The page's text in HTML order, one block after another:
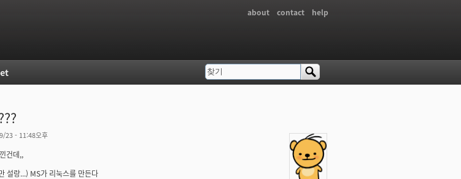
about contact help
23 - 11:48오후
건데,,
설랑...) MS가 리눅스를 만든다
검색 폼
찾기